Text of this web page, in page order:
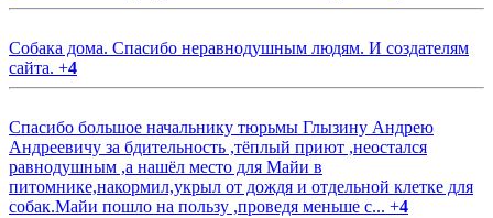
Собака дома. Спасибо неравнодушным людям. И создателям
сайта. +4
Спасибо большое начальнику тюрьмы Глызину Андрею
Андреевичу за бдительность ,тёплый приют ,неостался
равнодушным ,а нашёл место для Майи в
питомнике,накормил,укрыл от дождя и отдельной клетке для
собак.Майи пошло на пользу ,проведя меньше с... +4